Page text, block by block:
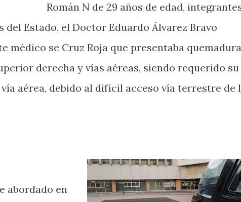
Román N de 29 años de edad,
del Estado, el Doctor Eduardo Álvarez Bravo
médico se Cruz Roja que presentaba
derecha y vías aéreas, siendo requerido su
aérea, debido al difícil acceso vía terrestre de
abordado en